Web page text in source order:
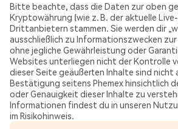
Bitte beachte, dass die Daten zur oben
Kryptowährung (wie z. B. der aktuelle
Drittanbietern stammen. Sie werden dir
ausschließlich zu Informationszwecken
ohne jegliche Gewährleistung oder
Websites unterliegen nicht der Kontrolle
dieser Seite geäußerten Inhalte sind nicht
Bestätigung seitens Phemex hinsichtlich
oder Genauigkeit dieser Inhalte zu
Informationen findest du in unseren
im Risikohinweis.